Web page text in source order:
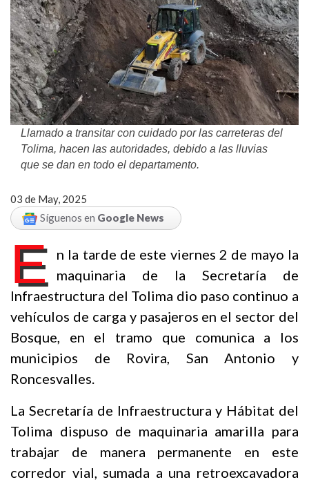
Llamado a transitar con cuidado por las carreteras del
Tolima, hacen las autoridades, debido a las lluvias
que se dan en todo el departamento.
03 de May, 2025
Síguenos en Google News
E
n la tarde de este viernes 2 de mayo la
maquinaria de la Secretaría de
Infraestructura del Tolima dio paso continuo a
vehículos de carga y pasajeros en el sector del
Bosque, en el tramo que comunica a los
municipios de Rovira, San Antonio y
Roncesvalles.
La Secretaría de Infraestructura y Hábitat del
Tolima dispuso de maquinaria amarilla para
trabajar de manera permanente en este
corredor vial, sumada a una retroexcavadora